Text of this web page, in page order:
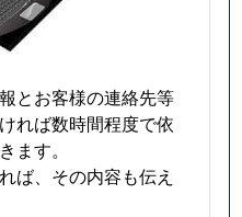
とお客様の連絡先等
れば数時間程度で依
ます。
ば、その内容も伝え